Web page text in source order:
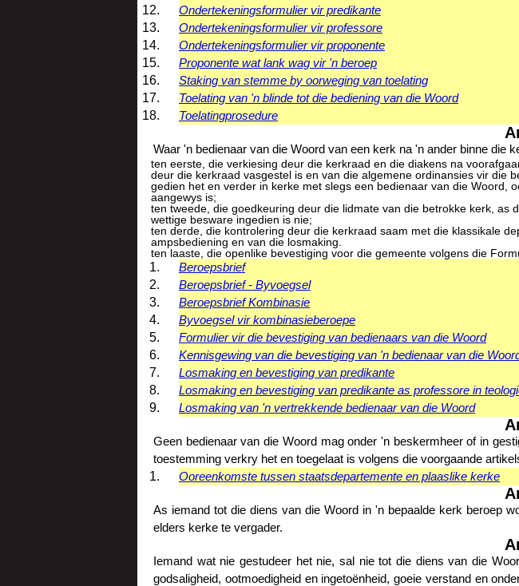
Ondertekeningsformulier vir predikante
Ondertekeningsformulier vir professore
Ondertekeningsformulier vir proponente
Proponente wat lank wag vir 'n beroep
Staking van stemme by oorweging van toelating
Toelating van 'n blinde tot die bediening van die Woord
Toelatingprosedure
Waar 'n bedienaar van die Woord van een kerk na 'n ander binne die
ten eerste, die verkiesing deur die kerkraad en die diakens na
deur die kerkraad vasgestel is en van die algemene ordinansies vir die
gedien het en verder in kerke met slegs een bedienaar van die Woord,
aangewys is;
ten tweede, die goedkeuring deur die lidmate van die betrokke kerk,
wettige besware ingedien is nie;
ten derde, die kontrolering deur die kerkraad saam met die klassikale
ampsbediening en van die losmaking.
ten laaste, die openlike bevestiging voor die gemeente volgens die
Beroepsbrief
Beroepsbrief - Byvoegsel
Beroepsbrief Kombinasie
Byvoegsel vir kombinasieberoepe
Formulier vir die bevestiging van bedienaars van die Woord
Kennisgewing van die bevestiging van 'n bedienaar van die
Losmaking en bevestiging van predikante
Losmaking en bevestiging van predikante as professore in
Losmaking van 'n vertrekkende bedienaar van die Woord
Geen bedienaar van die Woord mag onder 'n beskermheer of in
toestemming verkry het en toegelaat is volgens die voorgaande
Ooreenkomste tussen staatsdepartemente en plaaslike kerke
As iemand tot die diens van die Woord in 'n bepaalde kerk beroep
elders kerke te vergader.
Iemand wat nie gestudeer het nie, sal nie tot die diens van die
godsaligheid, ootmoedigheid en ingetoënheid, goeie verstand en